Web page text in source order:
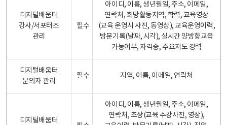
디지털배움터
강사/서포터즈
관리
필수
아이디, 이름, 생년월일, 주소, 이메일,
연락처, 희망활동지역, 학력, 교육영상
(교육 운영시 사진, 동영상), 교육운영이력,
방문기록(날짜, 시각), 실시간 양방향교육
가능여부, 자격증, 주요지도 경력
디지털배움터
문의자 관리
필수 지역, 이름, 이메일, 연락처
디지털배움터
아이디, 이름, 생년월일, 주소, 이메일,
연락처, 초상(교육 수강사진, 영상),